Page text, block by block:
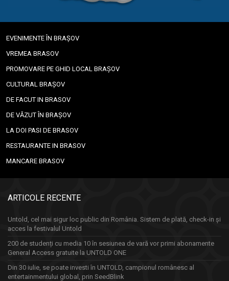
EVENIMENTE ÎN BRAȘOV
VREMEA BRASOV
PROMOVARE PE GHID LOCAL BRAȘOV
CULTURAL BRAȘOV
DE FACUT IN BRASOV
DE VĂZUT ÎN BRAȘOV
LA DOI PASI DE BRASOV
RESTAURANTE IN BRASOV
MANCARE BRASOV
ARTICOLE RECENTE
Untold, cel mai sigur loc public din România. Sistem de plată, check-in și
acces la festivalul Untold
200 de studenți cu media 10 în sesiunea de vară vor primi abonamente
General Access gratuite la UNTOLD ONE
Din 30 iulie, se poate investi în UNTOLD, campionul românesc al
entertainmentului global, prin SeedBlink